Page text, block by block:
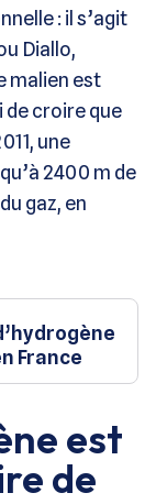
: il s’agit
Diallo,
malien est
de croire que
une
2400 m de
gaz, en
France
est
de